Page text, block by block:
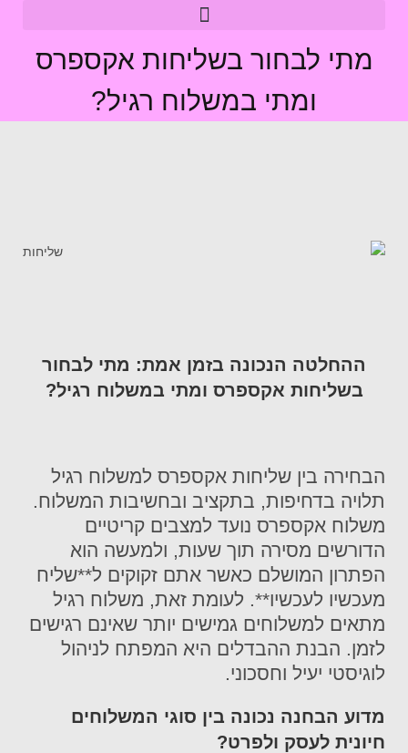
מתי לבחור בשליחות אקספרס
ומתי במשלוח רגיל?
ההחלטה הנכונה בזמן אמת: מתי לבחור
בשליחות אקספרס ומתי במשלוח רגיל?
הבחירה בין שליחות אקספרס למשלוח רגיל
תלויה בדחיפות, בתקציב ובחשיבות המשלוח.
משלוח אקספרס נועד למצבים קריטיים
הדורשים מסירה תוך שעות, ולמעשה הוא
הפתרון המושלם כאשר אתם זקוקים ל**שליח
מעכשיו לעכשיו**. לעומת זאת, משלוח רגיל
מתאים למשלוחים גמישים יותר שאינם רגישים
לזמן. הבנת ההבדלים היא המפתח לניהול
לוגיסטי יעיל וחסכוני.
מדוע הבחנה נכונה בין סוגי המשלוחים
חיונית לעסק ולפרט?